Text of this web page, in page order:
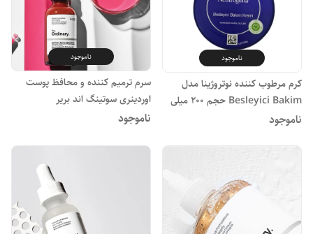
ناموجود
کرم مرطوب کننده نوتروژینا مدل
Besleyici Bakim حجم 200 میلی
لیتر
ناموجود
ناموجود
سرم ترمیم کننده و محافظ پوست
اوردینری سوتینگ اند بریر
ناموجود